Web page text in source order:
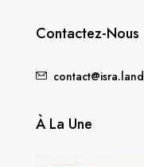
Contactez-Nous
contact@isra.land
À La Une